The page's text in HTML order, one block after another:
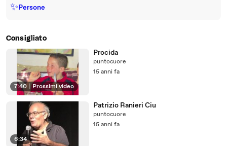
✨Persone
Consigliato
7:40 Prossimi video
Procida
puntocuore
15 anni fa
6:34
Patrizio Ranieri Ciu
puntocuore
15 anni fa